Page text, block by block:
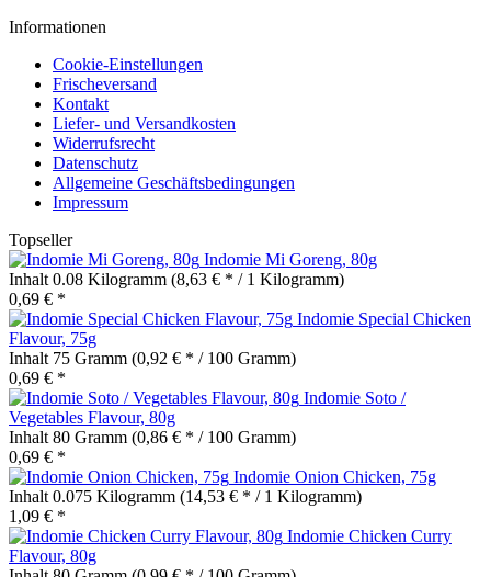
Informationen
Cookie-Einstellungen
Frischeversand
Kontakt
Liefer- und Versandkosten
Widerrufsrecht
Datenschutz
Allgemeine Geschäftsbedingungen
Impressum
Topseller
Indomie Mi Goreng, 80g
Inhalt 0.08 Kilogramm (8,63 € * / 1 Kilogramm)
0,69 € *
Indomie Special Chicken
Flavour, 75g
Inhalt 75 Gramm (0,92 € * / 100 Gramm)
0,69 € *
Indomie Soto /
Vegetables Flavour, 80g
Inhalt 80 Gramm (0,86 € * / 100 Gramm)
0,69 € *
Indomie Onion Chicken, 75g
Inhalt 0.075 Kilogramm (14,53 € * / 1 Kilogramm)
1,09 € *
Indomie Chicken Curry
Flavour, 80g